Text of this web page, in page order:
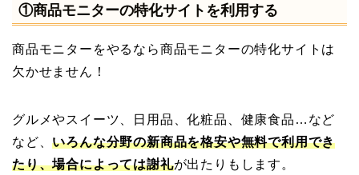
①商品モニターの特化サイトを利用する
商品モニターをやるなら商品モニターの特化サイトは
欠かせません！
グルメやスイーツ、日用品、化粧品、健康食品…など
など、いろんな分野の新商品を格安や無料で利用でき
たり、場合によっては謝礼が出たりもします。